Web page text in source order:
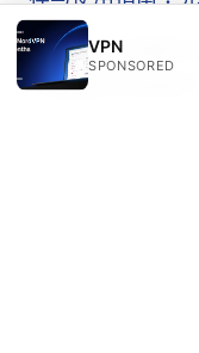
Zoogvpn优惠码
与速度的实用技巧
VPN
SPONSORED